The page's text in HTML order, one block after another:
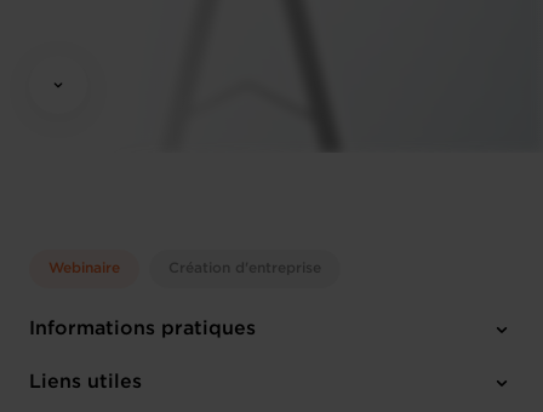
Webinaire Création d'entreprise
Informations pratiques
Mardi 7 Juil 2026
Liens utiles